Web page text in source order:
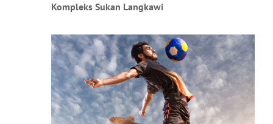
Kompleks Sukan Langkawi